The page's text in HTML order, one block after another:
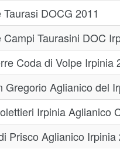
DOCG 2011
Campi Taurasini DOC
Coda di Volpe Irpinia
Gregorio Aglianico del
Irpinia Aglianico
Prisco Aglianico Irpinia